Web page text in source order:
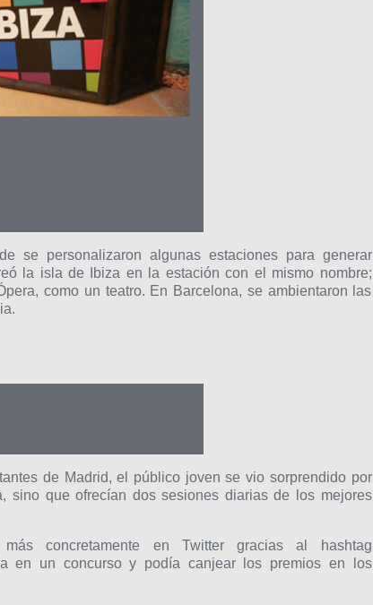
se personalizaron algunas estaciones para generar
la isla de Ibiza en la estación con el mismo nombre;
como un teatro. En Barcelona, se ambientaron las
de Madrid, el público joven se vio sorprendido por
sino que ofrecían dos sesiones diarias de los mejores
concretamente en Twitter gracias al hashtag
en un concurso y podía canjear los premios en los